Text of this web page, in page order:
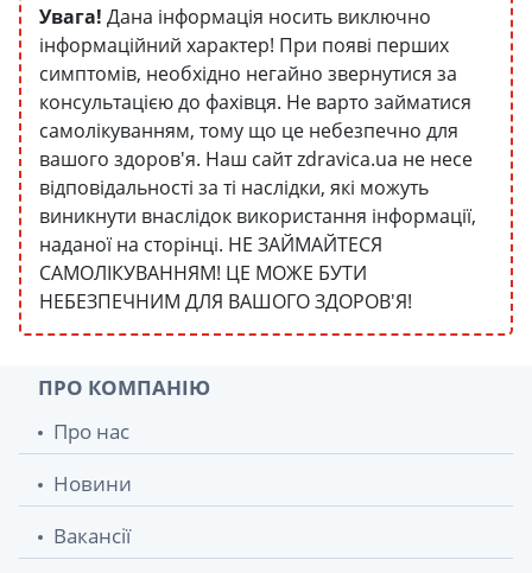
Увага! Дана інформація носить виключно
інформаційний характер! При появі перших
симптомів, необхідно негайно звернутися за
консультацією до фахівця. Не варто займатися
самолікуванням, тому що це небезпечно для
вашого здоров'я. Наш сайт zdravica.ua не несе
відповідальності за ті наслідки, які можуть
виникнути внаслідок використання інформації,
наданої на сторінці. НЕ ЗАЙМАЙТЕСЯ
САМОЛІКУВАННЯМ! ЦЕ МОЖЕ БУТИ
НЕБЕЗПЕЧНИМ ДЛЯ ВАШОГО ЗДОРОВ'Я!
ПРО КОМПАНІЮ
Про нас
Новини
Вакансії